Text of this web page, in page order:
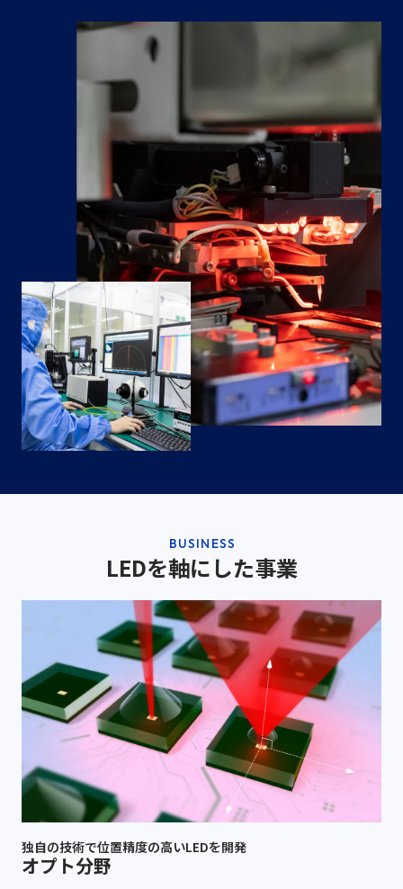
BUSINESS
LEDを軸にした事業
オプト分野
独自の技術で位置精度の高いLEDを開発